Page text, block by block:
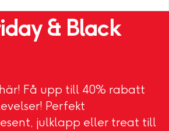
& Black
Få upp till 40% rabatt
Perfekt
julklapp eller treat till